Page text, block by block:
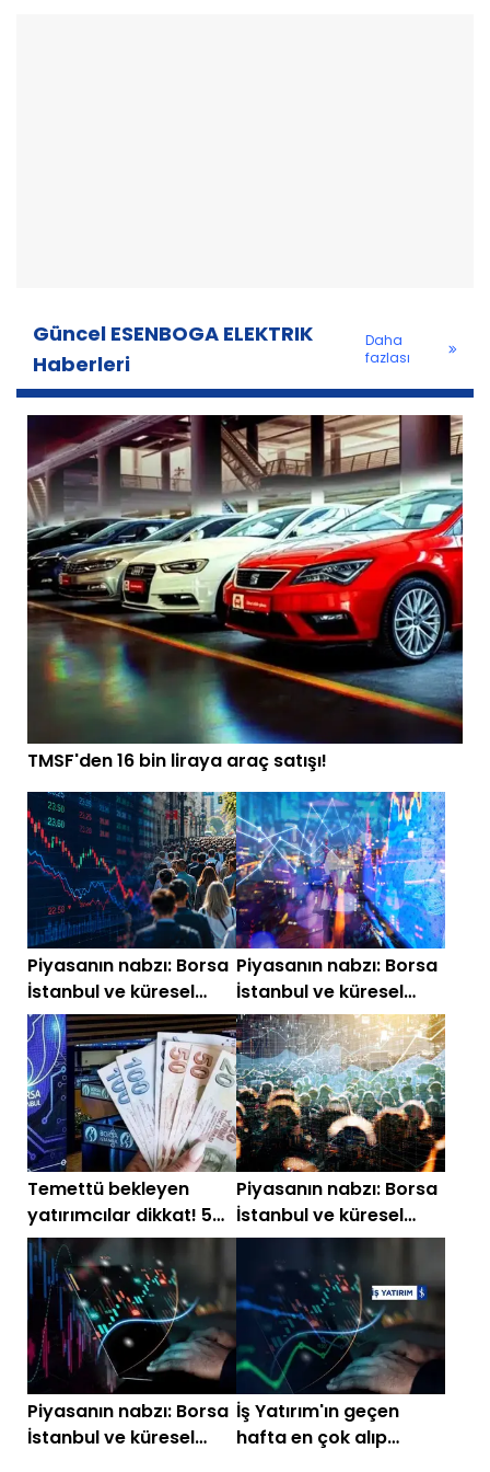
Güncel ESENBOGA ELEKTRIK
Haberleri
Daha
fazlası
TMSF'den 16 bin liraya araç satışı!
Piyasanın nabzı: Borsa
İstanbul ve küresel
piyasalarda gün
başlarken (4 Ağustos)
Piyasanın nabzı: Borsa
İstanbul ve küresel
piyasalarda gün
başlarken (29
Temmuz)
Temettü bekleyen
yatırımcılar dikkat! 5
şirket yarın karar
verecek
Piyasanın nabzı: Borsa
İstanbul ve küresel
piyasalarda gün
başlarken (28
Temmuz)
Piyasanın nabzı: Borsa
İstanbul ve küresel
İş Yatırım'ın geçen
hafta en çok alıp